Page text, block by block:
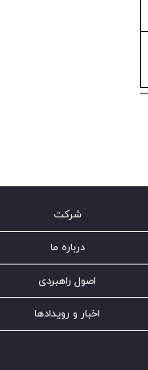
شرکت
درباره ما
اصول راهبردی
اخبار و رویدادها